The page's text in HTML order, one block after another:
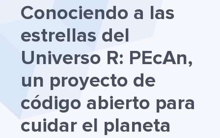
Conociendo a las
estrellas del
Universo R: PEcAn,
un proyecto de
código abierto para
cuidar el planeta